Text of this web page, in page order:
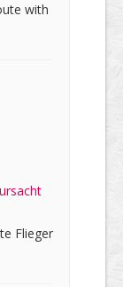
with
Flieger